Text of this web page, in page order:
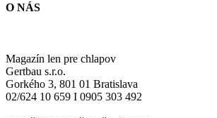
O NÁS
Magazín len pre chlapov
Gertbau s.r.o.
Gorkého 3, 801 01 Bratislava
02/624 10 659 I 0905 303 492